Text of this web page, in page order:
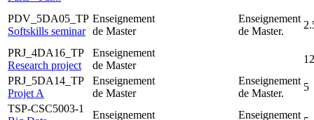
PDV_5DA05_TP
Softskills seminar
Enseignement
de Master
Enseignement
de Master.
PRJ_4DA16_TP
Research project
Enseignement
de Master
PRJ_5DA14_TP
Projet A
Enseignement
de Master
Enseignement
de Master.
5
TSP-CSC5003-1
Enseignement Enseignement